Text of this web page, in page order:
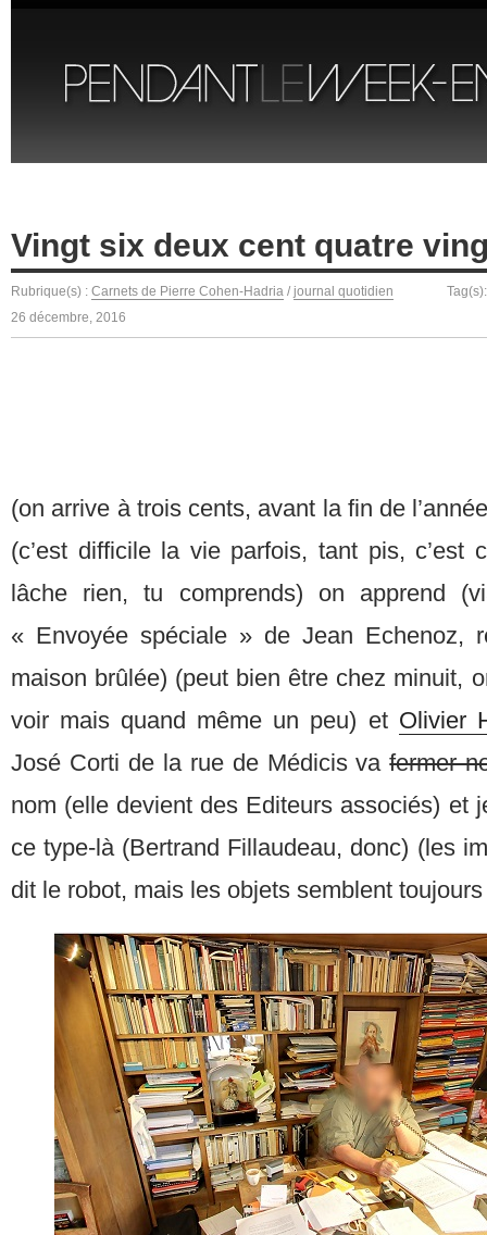
Vingt six deux cent quatre
Rubrique(s) : Carnets de Pierre Cohen-Hadria / journal quotidien
26 décembre, 2016
(on arrive à trois cents, avant la fin de
(c’est difficile la vie parfois, tant pis, c’est
lâche rien, tu comprends) on apprend
« Envoyée spéciale » de Jean Echenoz,
maison brûlée) (peut bien être chez minuit,
voir mais quand même un peu) et Olivier
José Corti de la rue de Médicis vafermer
nom (elle devient des Editeurs associés) et
ce type-là (Bertrand Fillaudeau, donc) (les
dit le robot, mais les objets semblent